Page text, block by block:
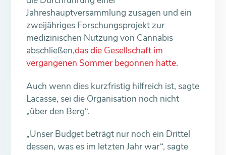
Jahreshauptversammlung zusagen und ein
zweijähriges Forschungsprojekt zur
medizinischen Nutzung von Cannabis
abschließen,das die Gesellschaft im
vergangenen Sommer begonnen hatte.
Auch wenn dies kurzfristig hilfreich ist, sagte
Lacasse, sei die Organisation noch nicht
„über den Berg“.
„Unser Budget beträgt nur noch ein Drittel
dessen, was es im letzten Jahr war“, sagte